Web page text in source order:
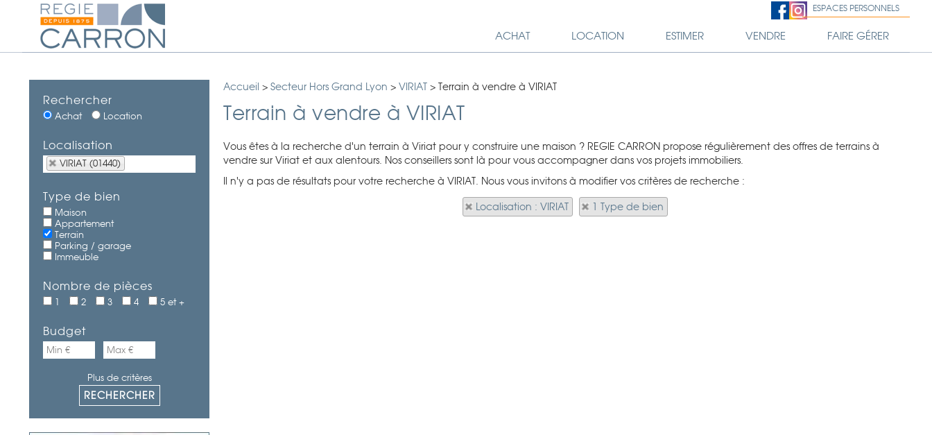
ESPACES PERSONNELS
ACHAT LOCATION ESTIMER VENDRE FAIRE GÉRER
Rechercher
Achat Location
Localisation
VIRIAT (01440)
Type de bien
Maison
Appartement
Terrain
Parking / garage
Immeuble
Nombre de pièces
1 2 3 4 5 et +
Budget
Plus de critères
Accueil > Secteur Hors Grand Lyon > VIRIAT > Terrain à vendre à VIRIAT
Terrain à vendre à VIRIAT
Vous êtes à la recherche d'un terrain à Viriat pour y construire une maison ? REGIE CARRON propose régulièrement des offres de terrains à
vendre sur Viriat et aux alentours. Nos conseillers sont là pour vous accompagner dans vos projets immobiliers.
Il n'y a pas de résultats pour votre recherche à VIRIAT. Nous vous invitons à modifier vos critères de recherche :
Localisation : VIRIAT 1 Type de bien